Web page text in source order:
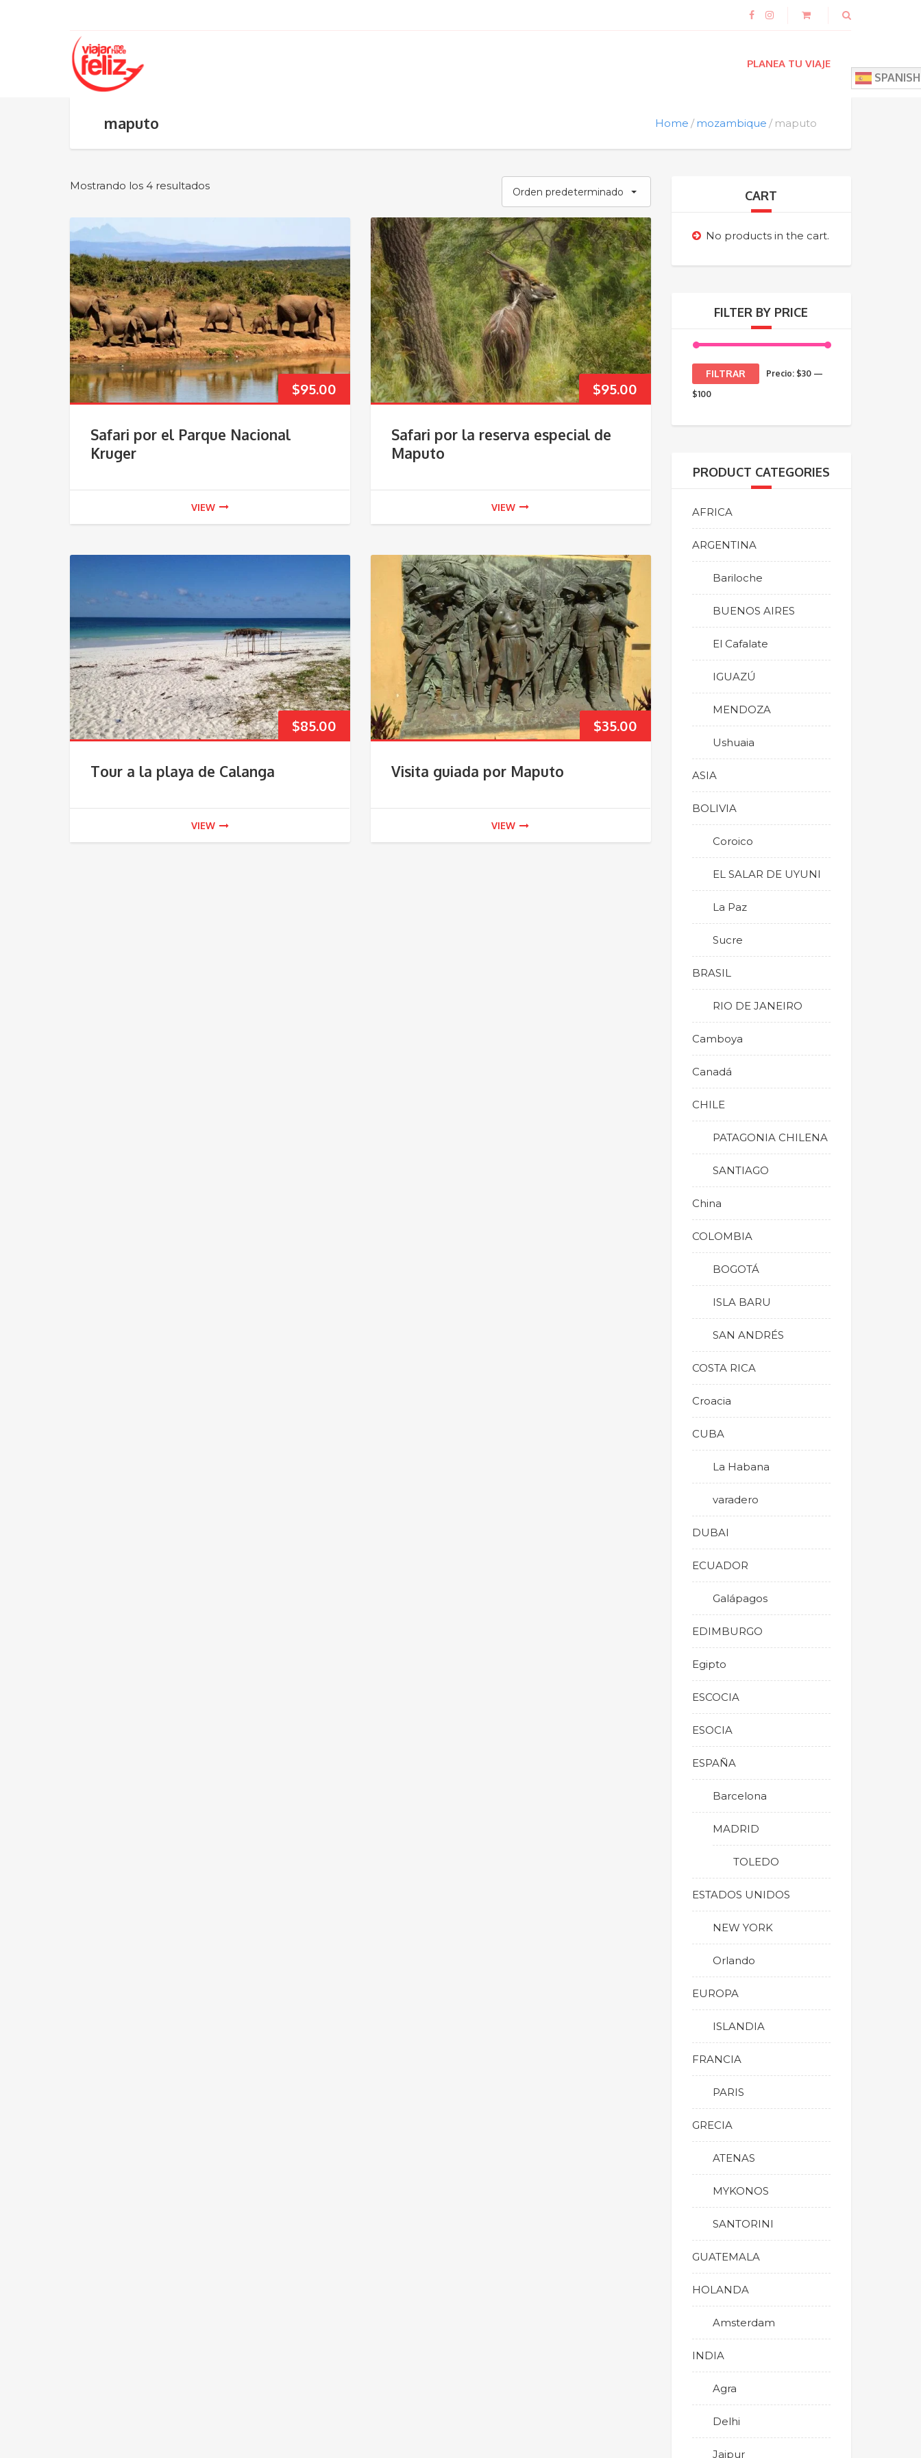
PLANEA TU VIAJE
SPANISH
maputo Home mozambique maputo
Mostrando los 4 resultados Orden predeterminado
$95.00
Safari por el Parque Nacional
Kruger
VIEW
$95.00
Safari por la reserva especial de
Maputo
VIEW
$85.00
Tour a la playa de Calanga
VIEW
$35.00
Visita guiada por Maputo
VIEW
CART
No products in the cart.
FILTER BY PRICE
Precio
mínimo
Precio
máximo
FILTRAR Precio: $30—
$100
PRODUCT CATEGORIES
AFRICA
ARGENTINA
Bariloche
BUENOS AIRES
El Cafalate
IGUAZÚ
MENDOZA
Ushuaia
ASIA
BOLIVIA
Coroico
EL SALAR DE UYUNI
La Paz
Sucre
BRASIL
RIO DE JANEIRO
Camboya
Canadá
CHILE
PATAGONIA CHILENA
SANTIAGO
China
COLOMBIA
BOGOTÁ
ISLA BARU
SAN ANDRÉS
COSTA RICA
Croacia
CUBA
La Habana
varadero
DUBAI
ECUADOR
Galápagos
EDIMBURGO
Egipto
ESCOCIA
ESOCIA
ESPAÑA
Barcelona
MADRID
TOLEDO
ESTADOS UNIDOS
NEW YORK
Orlando
EUROPA
ISLANDIA
FRANCIA
PARIS
GRECIA
ATENAS
MYKONOS
SANTORINI
GUATEMALA
HOLANDA
Amsterdam
INDIA
Agra
Delhi
Jaipur